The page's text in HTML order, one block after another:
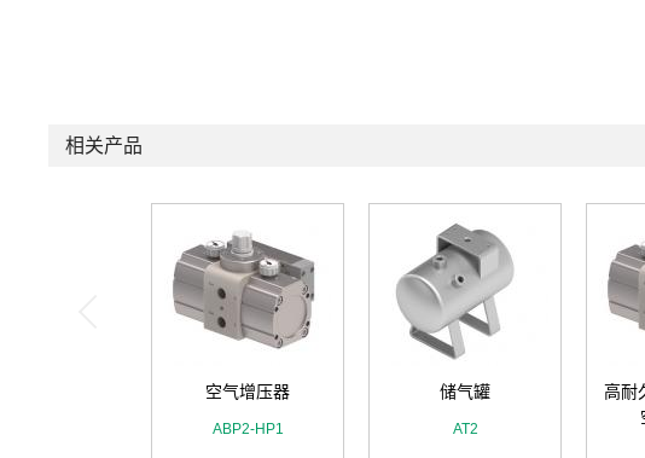
相关产品
空气增压器
ABP2-HP1
储气罐
AT2
高耐